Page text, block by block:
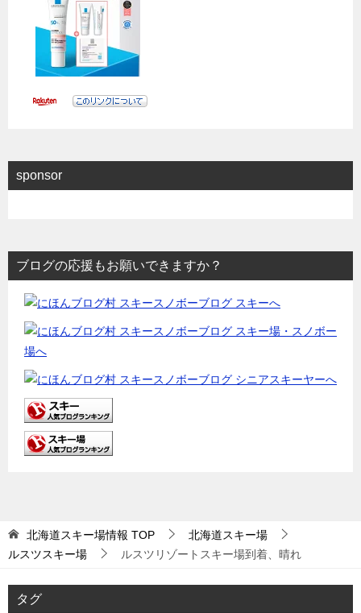
sponsor
ブログの応援もお願いできますか？
北海道スキー場情報 TOP
北海道スキー場
ルスツスキー場
ルスツリゾートスキー場到着、晴れ
タグ